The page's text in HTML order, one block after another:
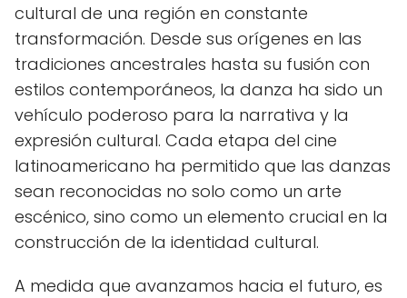
cultural de una región en constante
transformación. Desde sus orígenes en las
tradiciones ancestrales hasta su fusión con
estilos contemporáneos, la danza ha sido un
vehículo poderoso para la narrativa y la
expresión cultural. Cada etapa del cine
latinoamericano ha permitido que las danzas
sean reconocidas no solo como un arte
escénico, sino como un elemento crucial en la
construcción de la identidad cultural.
A medida que avanzamos hacia el futuro, es